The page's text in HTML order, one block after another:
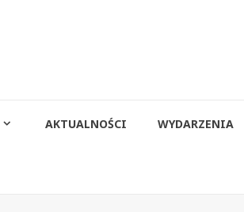
AKTUALNOŚCI WYDARZENIA